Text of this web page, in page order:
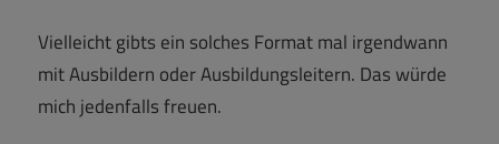
Vielleicht gibts ein solches Format mal irgendwann
mit Ausbildern oder Ausbildungsleitern. Das würde
mich jedenfalls freuen.